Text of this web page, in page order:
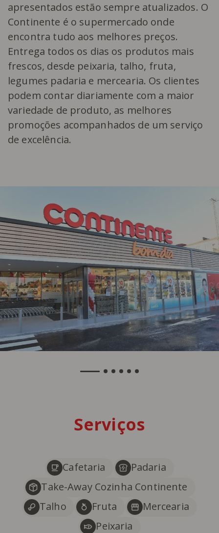
apresentados estão sempre atualizados. O
Continente é o supermercado onde
encontra tudo aos melhores preços.
Entrega todos os dias os produtos mais
frescos, desde peixaria, talho, fruta,
legumes padaria e mercearia. Os clientes
podem contar diariamente com a maior
variedade de produto, as melhores
promoções acompanhados de um serviço
de excelência.
Serviços
Cafetaria
Padaria
Take-Away Cozinha Continente
Talho
Fruta
Mercearia
Peixaria